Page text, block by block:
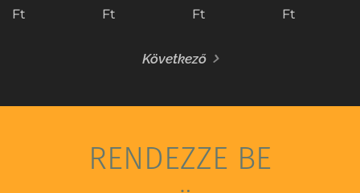
Ft
Ft
Ft
Ft
Következő
RENDEZZE BE